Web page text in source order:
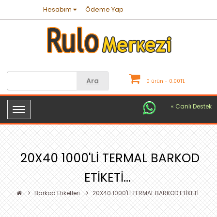
Hesabım Ödeme Yap
Ara
« Canlı Destek
0 ürün - 0.00TL
20X40 1000'Lİ TERMAL BARKOD
ETİKETİ...
Barkod Etiketleri 20X40 1000'Lİ TERMAL BARKOD ETİKETİ